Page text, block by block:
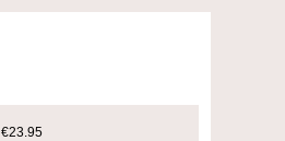
€23.95